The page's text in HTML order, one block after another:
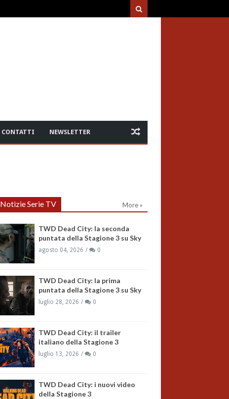
CONTATTI NEWSLETTER
Notizie Serie TV More »
TWD Dead City: la seconda
puntata della Stagione 3 su Sky
agosto 04, 2026 0
TWD Dead City: la prima
puntata della Stagione 3 su Sky
luglio 28, 2026 0
TWD Dead City: il trailer
italiano della Stagione 3
luglio 13, 2026 0
TWD Dead City: i nuovi video
della Stagione 3